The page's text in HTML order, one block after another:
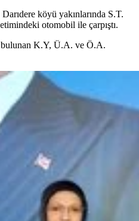
köyü yakınlarında S.T.
otomobil ile çarpıştı.
K.Y, Ü.A. ve Ö.A.